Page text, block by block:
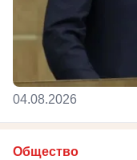
04.08.2026
Общество